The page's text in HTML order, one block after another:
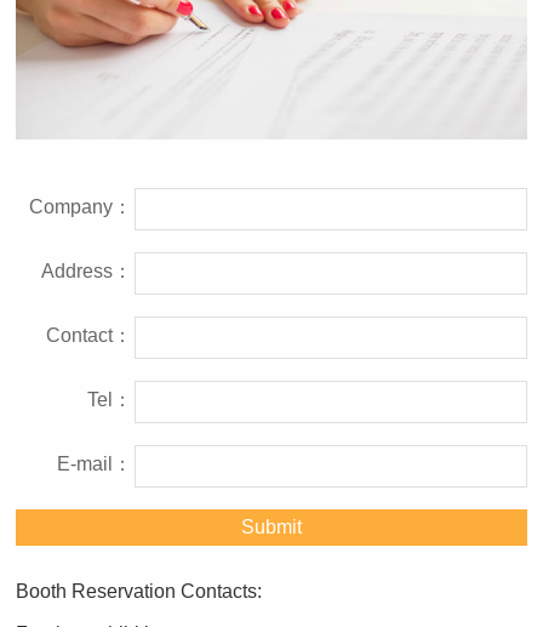
Company：
Address：
Contact：
Tel：
E-mail：
Booth Reservation Contacts: